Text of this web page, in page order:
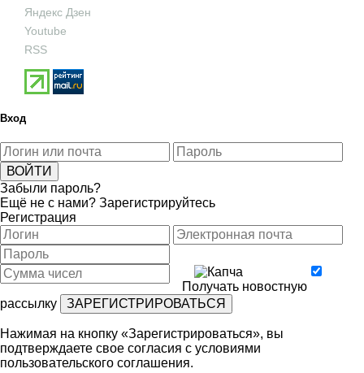
Яндекс Дзен
Youtube
RSS
Вход
Забыли пароль?
Ещё не с нами? Зарегистрируйтесь
Регистрация
Получать новостную
рассылку
Нажимая на кнопку «Зарегистрироваться», вы
подтверждаете свое согласия с условиями
пользовательского соглашения.